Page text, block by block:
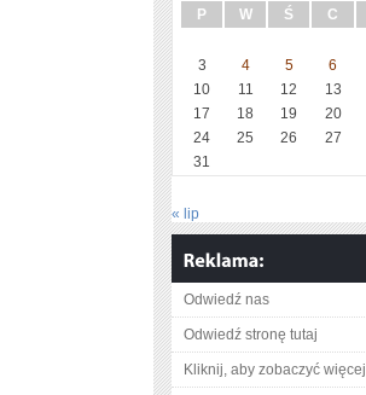
P W Ś C
3
4 5 6
10
11 12 13
17
18 19 20
24
25 26 27
31
« lip
Odwiedź nas
Odwiedź stronę tutaj
Kliknij, aby zobaczyć więcej